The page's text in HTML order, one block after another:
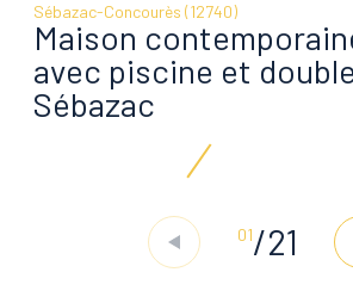
Sébazac-Concourès (12740)
Maison
avec piscine et
Sébazac
01/21